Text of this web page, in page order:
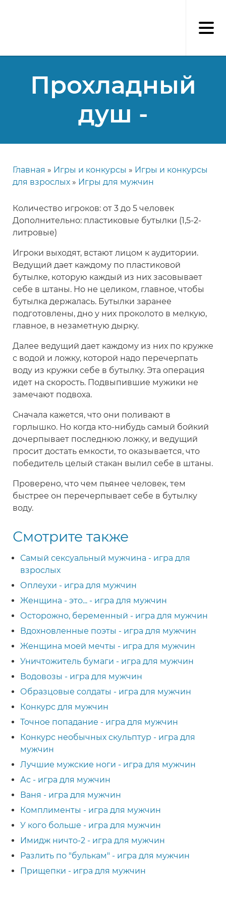
Прохладный
душ -
Строка
Главная Игры и конкурсы
Игры и конкурсы
для взрослых
Игры для мужчин
Количество игроков: от 3 до 5 человек
Дополнительно: пластиковые бутылки (1,5-2-
литровые)
Игроки выходят, встают лицом к аудитории.
Ведущий дает каждому по пластиковой
бутылке, которую каждый из них засовывает
себе в штаны. Но не целиком, главное, чтобы
бутылка держалась. Бутылки заранее
подготовлены, дно у них проколото в мелкую,
главное, в незаметную дырку.
Далее ведущий дает каждому из них по кружке
с водой и ложку, которой надо перечерпать
воду из кружки себе в бутылку. Эта операция
идет на скорость. Подвыпившие мужики не
замечают подвоха.
Сначала кажется, что они поливают в
горлышко. Но когда кто-нибудь самый бойкий
дочерпывает последнюю ложку, и ведущий
просит достать емкости, то оказывается, что
победитель целый стакан вылил себе в штаны.
Проверено, что чем пьянее человек, тем
быстрее он перечерпывает себе в бутылку
воду.
Смотрите также
Самый сексуальный мужчина - игра для
взрослых
Оплеухи - игра для мужчин
Женщина - это... - игра для мужчин
Осторожно, беременный - игра для мужчин
Вдохновленные поэты - игра для мужчин
Женщина моей мечты - игра для мужчин
Уничтожитель бумаги - игра для мужчин
Водовозы - игра для мужчин
Образцовые солдаты - игра для мужчин
Конкурс для мужчин
Точное попадание - игра для мужчин
Конкурс необычных скульптур - игра для
мужчин
Лучшие мужские ноги - игра для мужчин
Ас - игра для мужчин
Ваня - игра для мужчин
Комплименты - игра для мужчин
У кого больше - игра для мужчин
Имидж ничто-2 - игра для мужчин
Разлить по "булькам" - игра для мужчин
Прищепки - игра для мужчин